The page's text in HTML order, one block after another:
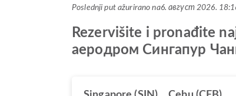
Poslednji put ažurirano na6. август 2026.
Rezervišite i pronađite
аеродром Сингапур